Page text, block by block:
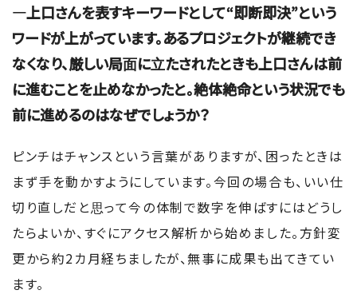
―上口さんを表すキーワードとして“即断即決”という
ワードが上がっています。あるプロジェクトが継続でき
なくなり、厳しい局面に立たされたときも上口さんは前
に進むことを止めなかったと。絶体絶命という状況でも
前に進めるのはなぜでしょうか？
ピンチはチャンスという言葉がありますが、困ったときは
まず手を動かすようにしています。今回の場合も、いい仕
切り直しだと思って今の体制で数字を伸ばすにはどうし
たらよいか、すぐにアクセス解析から始めました。方針変
更から約2カ月経ちましたが、無事に成果も出てきてい
ます。